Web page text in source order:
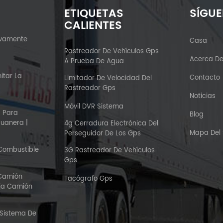
La
Para
|
Camión
De
ETIQUETAS
CALIENTES
Rastreador De Vehículos Gps
A Prueba De Agua
Limitador De Velocidad Del
Rastreador Gps
Móvil DVR Sistema
4g Cerradura Electrónica Del
Perseguidor De Los Gps
3G Rastreador De Vehículos
Gps
Tacógrafo Gps
Casa
Acerca
Contacto
Noticias
Blog
Mapa Del